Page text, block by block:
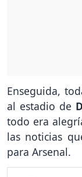
Enseguida,
al estadio de
todo era
las noticias
para Arsenal.